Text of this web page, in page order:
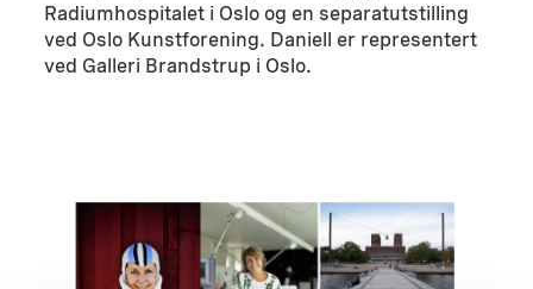
Radiumhospitalet i Oslo og en separatutstilling
ved Oslo Kunstforening. Daniell er representert
ved Galleri Brandstrup i Oslo.